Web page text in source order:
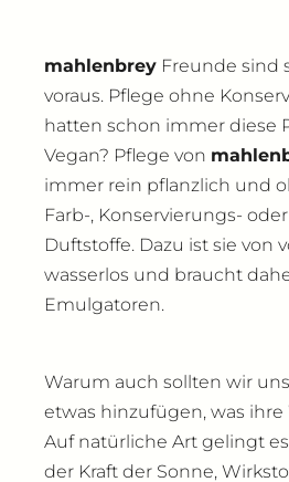
mahlenbrey Freunde sind
voraus. Pflege ohne
hatten schon immer diese
Vegan? Pflege von
immer rein pflanzlich und
Farb-, Konservierungs-
Duftstoffe. Dazu ist sie von
wasserlos und braucht
Emulgatoren.
Warum auch sollten wir
etwas hinzufügen, was
Auf natürliche Art gelingt
der Kraft der Sonne,